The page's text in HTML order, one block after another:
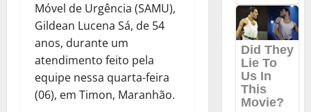
Móvel de Urgência (SAMU),
Gildean Lucena Sá, de 54
anos, durante um
atendimento feito pela
equipe nessa quarta-feira
(06), em Timon, Maranhão.